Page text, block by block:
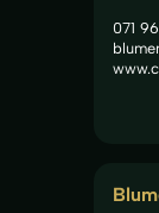
071